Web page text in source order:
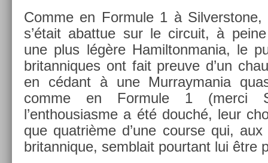
Comme en For­mule 1 à
s’était ab­at­tue sur le cir­cuit, à
une plus légère Hamil­tonmania, le
britan­niques ont fait pre­uve d’un
en cédant à une Mur­raymania
comme en For­mule 1 (merci
l’enthousias­me a été douché, leur
que quat­rième d’une co­ur­se qui,
britan­nique, semblait pour­tant lui être